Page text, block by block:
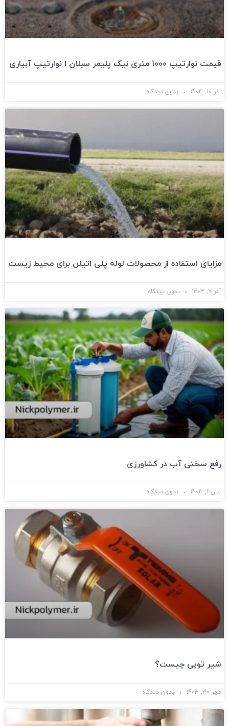
قیمت نوارتیپ 1000 متری نیک پلیمر سبلان ا نوارتیپ آبیاری
آذر 10, 1403 بدون دیدگاه
مزایای استفاده از محصولات لوله پلی اتیلن برای محیط زیست
آذر 7, 1403 بدون دیدگاه
رفع سختی آب در کشاورزی
آبان 1, 1403 بدون دیدگاه
شیر توپی چیست؟
مهر 30, 1403 بدون دیدگاه